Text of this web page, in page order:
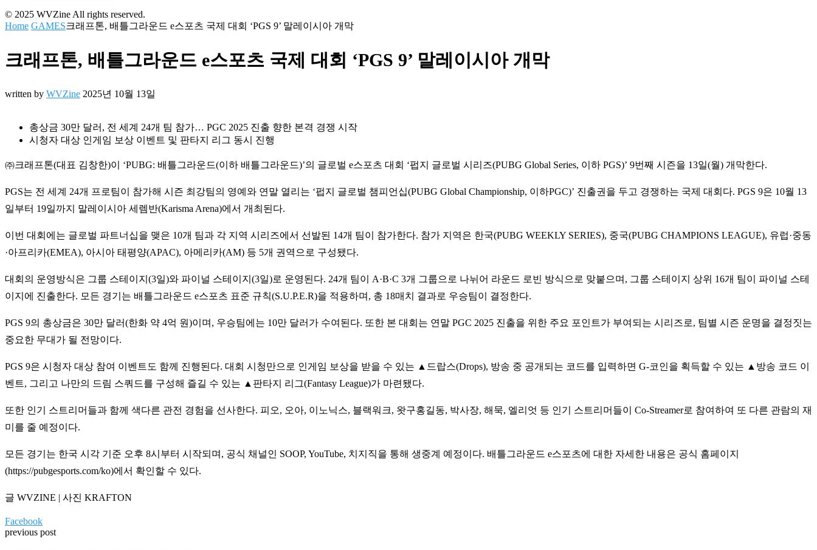
© 2025 WVZine All rights reserved.
Home GAMES크래프톤, 배틀그라운드 e스포츠 국제 대회 ‘PGS 9’ 말레이시아 개막
크래프톤, 배틀그라운드 e스포츠 국제 대회 ‘PGS 9’ 말레이시아 개막
written by WVZine 2025년 10월 13일
총상금 30만 달러, 전 세계 24개 팀 참가… PGC 2025 진출 향한 본격 경쟁 시작
시청자 대상 인게임 보상 이벤트 및 판타지 리그 동시 진행
㈜크래프톤(대표 김창한)이 ‘PUBG: 배틀그라운드(이하 배틀그라운드)’의 글로벌 e스포츠 대회 ‘펍지 글로벌 시리즈(PUBG Global Series, 이하 PGS)’ 9번째 시즌을 13일(월) 개막한다.
PGS는 전 세계 24개 프로팀이 참가해 시즌 최강팀의 영예와 연말 열리는 ‘펍지 글로벌 챔피언십(PUBG Global Championship, 이하PGC)’ 진출권을 두고 경쟁하는 국제 대회다. PGS 9은 10월 13
일부터 19일까지 말레이시아 세렘반(Karisma Arena)에서 개최된다.
이번 대회에는 글로벌 파트너십을 맺은 10개 팀과 각 지역 시리즈에서 선발된 14개 팀이 참가한다. 참가 지역은 한국(PUBG WEEKLY SERIES), 중국(PUBG CHAMPIONS LEAGUE), 유럽·중동
·아프리카(EMEA), 아시아 태평양(APAC), 아메리카(AM) 등 5개 권역으로 구성됐다.
대회의 운영방식은 그룹 스테이지(3일)와 파이널 스테이지(3일)로 운영된다. 24개 팀이 A·B·C 3개 그룹으로 나뉘어 라운드 로빈 방식으로 맞붙으며, 그룹 스테이지 상위 16개 팀이 파이널 스테
이지에 진출한다. 모든 경기는 배틀그라운드 e스포츠 표준 규칙(S.U.P.E.R)을 적용하며, 총 18매치 결과로 우승팀이 결정한다.
PGS 9의 총상금은 30만 달러(한화 약 4억 원)이며, 우승팀에는 10만 달러가 수여된다. 또한 본 대회는 연말 PGC 2025 진출을 위한 주요 포인트가 부여되는 시리즈로, 팀별 시즌 운명을 결정짓는
중요한 무대가 될 전망이다.
PGS 9은 시청자 대상 참여 이벤트도 함께 진행된다. 대회 시청만으로 인게임 보상을 받을 수 있는 ▲드랍스(Drops), 방송 중 공개되는 코드를 입력하면 G-코인을 획득할 수 있는 ▲방송 코드 이
벤트, 그리고 나만의 드림 스쿼드를 구성해 즐길 수 있는 ▲판타지 리그(Fantasy League)가 마련됐다.
또한 인기 스트리머들과 함께 색다른 관전 경험을 선사한다. 피오, 오아, 이노닉스, 블랙워크, 왓구홍길동, 박사장, 해묵, 엘리엇 등 인기 스트리머들이 Co-Streamer로 참여하여 또 다른 관람의 재
미를 줄 예정이다.
모든 경기는 한국 시각 기준 오후 8시부터 시작되며, 공식 채널인 SOOP, YouTube, 치지직을 통해 생중계 예정이다. 배틀그라운드 e스포츠에 대한 자세한 내용은 공식 홈페이지
(https://pubgesports.com/ko)에서 확인할 수 있다.
글 WVZINE | 사진 KRAFTON
Facebook
previous post